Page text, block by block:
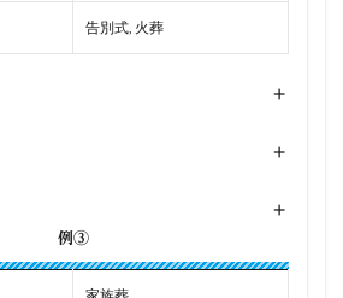
告別式, 火葬
+
+
+
例③